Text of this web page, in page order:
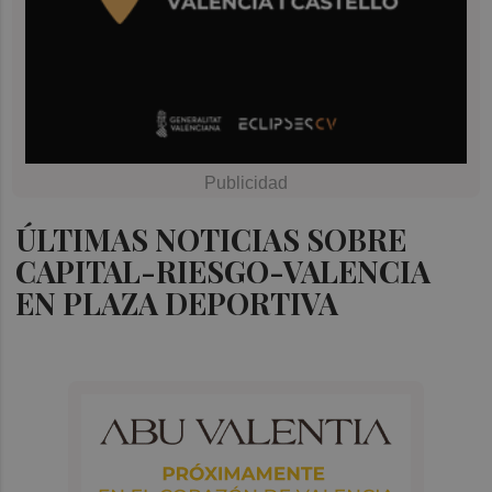
ÚLTIMAS NOTICIAS SOBRE
CAPITAL-RIESGO-VALENCIA
EN PLAZA DEPORTIVA